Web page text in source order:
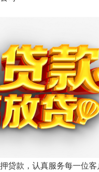
贷款，认真服务每一位客